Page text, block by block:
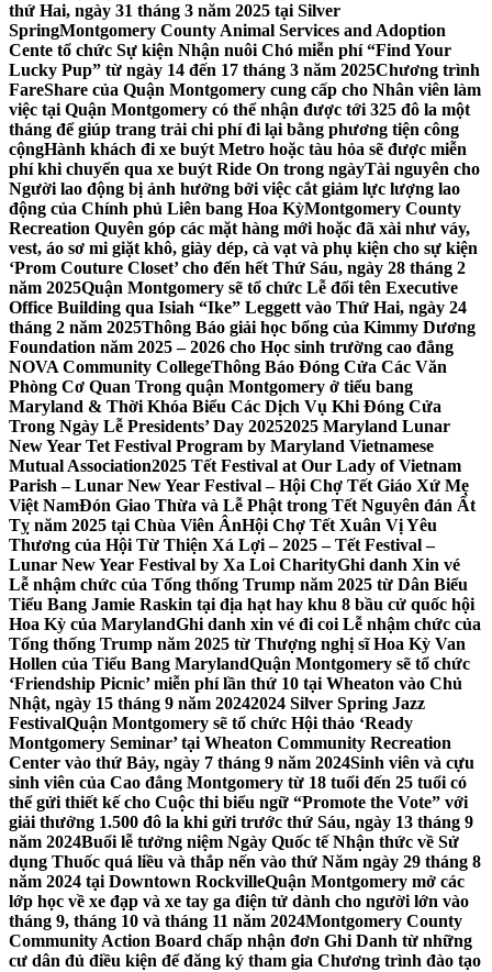
thứ Hai, ngày 31 tháng 3 năm 2025 tại Silver
SpringMontgomery County Animal Services and Adoption
Cente tổ chức Sự kiện Nhận nuôi Chó miễn phí “Find Your
Lucky Pup” từ ngày 14 đến 17 tháng 3 năm 2025Chương trình
FareShare của Quận Montgomery cung cấp cho Nhân viên làm
việc tại Quận Montgomery có thể nhận được tới 325 đô la một
tháng để giúp trang trải chi phí đi lại bằng phương tiện công
cộngHành khách đi xe buýt Metro hoặc tàu hỏa sẽ được miễn
phí khi chuyển qua xe buýt Ride On trong ngàyTài nguyên cho
Người lao động bị ảnh hưởng bởi việc cắt giảm lực lượng lao
động của Chính phủ Liên bang Hoa KỳMontgomery County
Recreation Quyên góp các mặt hàng mới hoặc đã xài như váy,
vest, áo sơ mi giặt khô, giày dép, cà vạt và phụ kiện cho sự kiện
‘Prom Couture Closet’ cho đến hết Thứ Sáu, ngày 28 tháng 2
năm 2025Quận Montgomery sẽ tổ chức Lễ đổi tên Executive
Office Building qua Isiah “Ike” Leggett vào Thứ Hai, ngày 24
tháng 2 năm 2025Thông Báo giải học bổng của Kimmy Dương
Foundation năm 2025 – 2026 cho Học sinh trường cao đẳng
NOVA Community CollegeThông Báo Đóng Cửa Các Văn
Phòng Cơ Quan Trong quận Montgomery ở tiểu bang
Maryland & Thời Khóa Biểu Các Dịch Vụ Khi Đóng Cửa
Trong Ngày Lễ Presidents’ Day 20252025 Maryland Lunar
New Year Tet Festival Program by Maryland Vietnamese
Mutual Association2025 Tết Festival at Our Lady of Vietnam
Parish – Lunar New Year Festival – Hội Chợ Tết Giáo Xứ Mẹ
Việt NamĐón Giao Thừa và Lễ Phật trong Tết Nguyên đán Ất
Tỵ năm 2025 tại Chùa Viên ÂnHội Chợ Tết Xuân Vị Yêu
Thương của Hội Từ Thiện Xá Lợi – 2025 – Tết Festival –
Lunar New Year Festival by Xa Loi CharityGhi danh Xin vé
Lễ nhậm chức của Tổng thống Trump năm 2025 từ Dân Biểu
Tiểu Bang Jamie Raskin tại địa hạt hay khu 8 bầu cử quốc hội
Hoa Kỳ của MarylandGhi danh xin vé đi coi Lễ nhậm chức của
Tổng thống Trump năm 2025 từ Thượng nghị sĩ Hoa Kỳ Van
Hollen của Tiểu Bang MarylandQuận Montgomery sẽ tổ chức
‘Friendship Picnic’ miễn phí lần thứ 10 tại Wheaton vào Chủ
Nhật, ngày 15 tháng 9 năm 20242024 Silver Spring Jazz
FestivalQuận Montgomery sẽ tổ chức Hội thảo ‘Ready
Montgomery Seminar’ tại Wheaton Community Recreation
Center vào thứ Bảy, ngày 7 tháng 9 năm 2024Sinh viên và cựu
sinh viên của Cao đẳng Montgomery từ 18 tuổi đến 25 tuổi có
thể gửi thiết kế cho Cuộc thi biểu ngữ “Promote the Vote” với
giải thưởng 1.500 đô la khi gửi trước thứ Sáu, ngày 13 tháng 9
năm 2024Buổi lễ tưởng niệm Ngày Quốc tế Nhận thức về Sử
dụng Thuốc quá liều và thắp nến vào thứ Năm ngày 29 tháng 8
năm 2024 tại Downtown RockvilleQuận Montgomery mở các
lớp học về xe đạp và xe tay ga điện tử dành cho người lớn vào
tháng 9, tháng 10 và tháng 11 năm 2024Montgomery County
Community Action Board chấp nhận đơn Ghi Danh từ những
cư dân đủ điều kiện để đăng ký tham gia Chương trình đào tạo